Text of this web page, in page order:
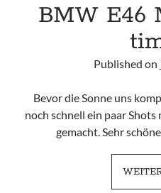
BMW E46
Published on
Bevor die Sonne uns
noch schnell ein paar
gemacht. Sehr